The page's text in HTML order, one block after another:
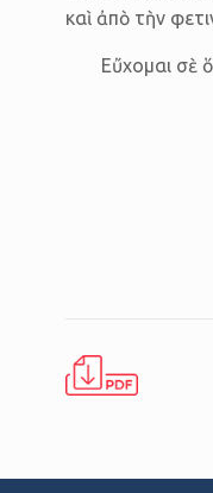
καὶ ἀπὸ τὴν
Εὔχομαι σὲ